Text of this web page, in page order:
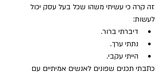
זה קרה כי עשיתי משהו שכל בעל עסק יכול
לעשות:
דיברתי ברור.
נתתי ערך.
הייתי עקבי.
כתבתי תכנים שפונים לאנשים אמיתיים עם